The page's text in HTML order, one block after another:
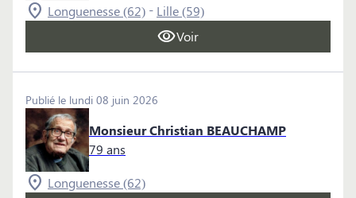
Longuenesse (62) - Lille (59)
Voir
Publié le lundi 08 juin 2026
Monsieur Christian BEAUCHAMP
79 ans
Longuenesse (62)